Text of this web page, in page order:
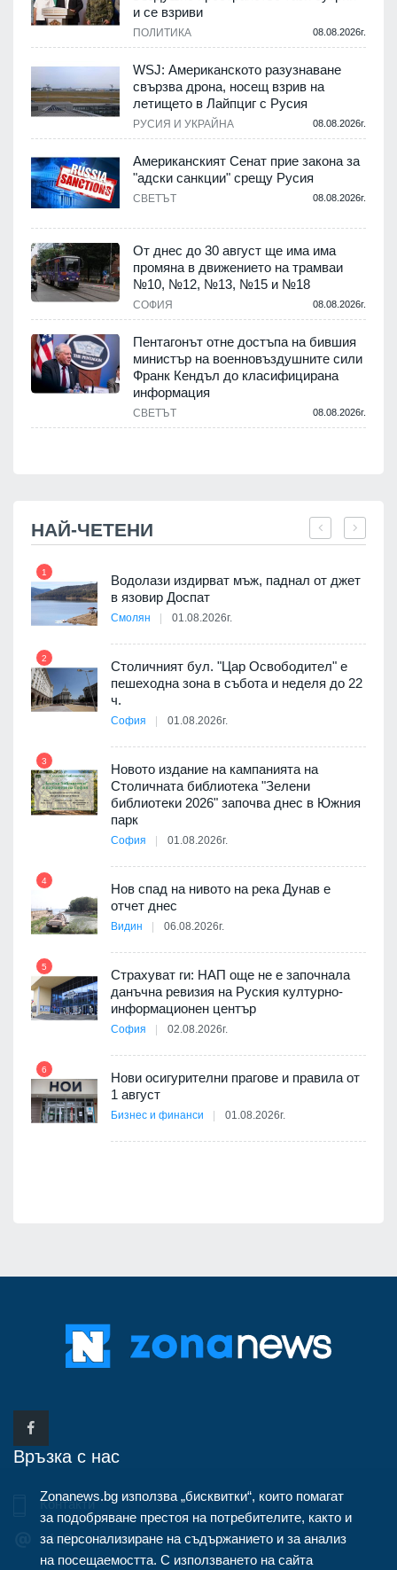
и се взриви
ПОЛИТИКА 08.08.2026г.
WSJ: Американското разузнаване
свързва дрона, носещ взрив на
летището в Лайпциг с Русия
РУСИЯ И УКРАЙНА 08.08.2026г.
Американският Сенат прие закона за
"адски санкции" срещу Русия
СВЕТЪТ 08.08.2026г.
От днес до 30 август ще има има
промяна в движението на трамваи
№10, №12, №13, №15 и №18
СОФИЯ 08.08.2026г.
Пентагонът отне достъпа на бившия
министър на военновъздушните сили
Франк Кендъл до класифицирана
информация
СВЕТЪТ 08.08.2026г.
НАЙ-ЧЕТЕНИ
1
Водолази издирват мъж, паднал от джет
в язовир Доспат
Смолян 01.08.2026г.
2
Столичният бул. "Цар Освободител" е
пешеходна зона в събота и неделя до 22
ч.
София 01.08.2026г.
3
Новото издание на кампанията на
Столичната библиотека "Зелени
библиотеки 2026" започва днес в Южния
парк
София 01.08.2026г.
4
Нов спад на нивото на река Дунав е
отчет днес
Видин 06.08.2026г.
5
Страхуват ги: НАП още не е започнала
данъчна ревизия на Руския културно-
информационен център
София 02.08.2026г.
6
Нови осигурителни прагове и правила от
1 август
Бизнес и финанси 01.08.2026г.
Връзка с нас
Контакти
info@zonanews.bg
Zonanews.bg използва „бисквитки“, които помагат
за подобряване престоя на потребителите, както и
за персонализиране на съдържанието и за анализ
на посещаемостта. С използването на сайта